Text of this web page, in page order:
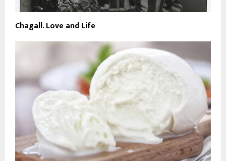
Chagall. Love and Life